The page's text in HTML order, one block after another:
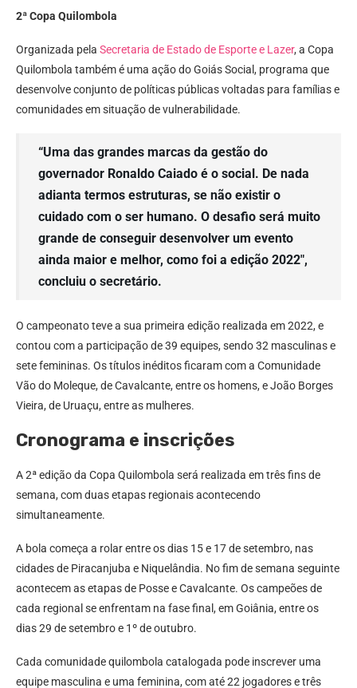
2ª Copa Quilombola
Organizada pela Secretaria de Estado de Esporte e Lazer, a Copa
Quilombola também é uma ação do Goiás Social, programa que
desenvolve conjunto de políticas públicas voltadas para famílias e
comunidades em situação de vulnerabilidade.
“Uma das grandes marcas da gestão do
governador Ronaldo Caiado é o social. De nada
adianta termos estruturas, se não existir o
cuidado com o ser humano. O desafio será muito
grande de conseguir desenvolver um evento
ainda maior e melhor, como foi a edição 2022″,
concluiu o secretário.
O campeonato teve a sua primeira edição realizada em 2022, e
contou com a participação de 39 equipes, sendo 32 masculinas e
sete femininas. Os títulos inéditos ficaram com a Comunidade
Vão do Moleque, de Cavalcante, entre os homens, e João Borges
Vieira, de Uruaçu, entre as mulheres.
Cronograma e inscrições
A 2ª edição da Copa Quilombola será realizada em três fins de
semana, com duas etapas regionais acontecendo
simultaneamente.
A bola começa a rolar entre os dias 15 e 17 de setembro, nas
cidades de Piracanjuba e Niquelândia. No fim de semana seguinte
acontecem as etapas de Posse e Cavalcante. Os campeões de
cada regional se enfrentam na fase final, em Goiânia, entre os
dias 29 de setembro e 1º de outubro.
Cada comunidade quilombola catalogada pode inscrever uma
equipe masculina e uma feminina, com até 22 jogadores e três